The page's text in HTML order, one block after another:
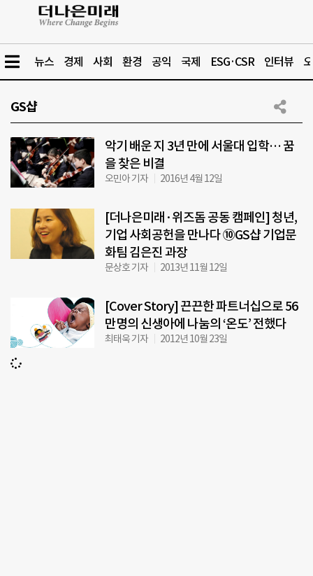
뉴스 경제 사회 환경 공익 국제 ESG·CSR 인터뷰
GS샵
악기 배운 지 3년 만에 서울대 입학… 꿈
을 찾은 비결
오민아 기자 2016년 4월 12일
[더나은미래·위즈돔 공동 캠페인] 청년,
기업 사회공헌을 만나다 ⑩GS샵 기업문
화팀 김은진 과장
문상호 기자 2013년 11월 12일
[Cover Story] 끈끈한 파트너십으로 56
만명의 신생아에 나눔의 ‘온도’ 전했다
최태욱 기자 2012년 10월 23일